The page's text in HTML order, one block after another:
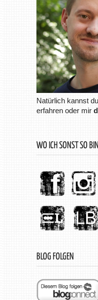
Natürlich kannst
erfahren oder mir
WO ICH SONST SO
BLOG FOLGEN